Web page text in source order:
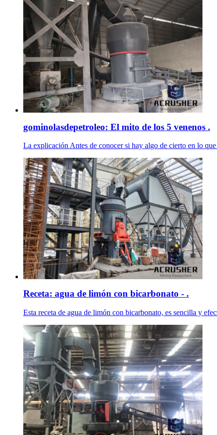
gominolasdepetroleo: El mito de los 5 venenos .
La explicación Antes de conocer si hay algo de cierto en lo
Receta: agua de limón con bicarbonato - .
Esta receta de agua de limón con bicarbonato, es sencilla y